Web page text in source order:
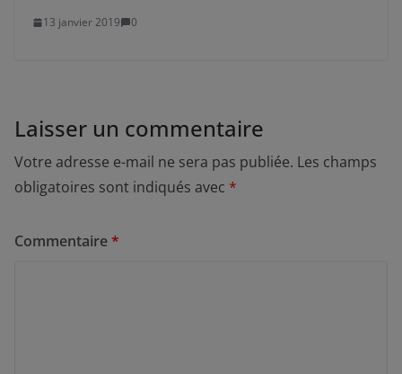
13 janvier 2019 0
Laisser un commentaire
Votre adresse e-mail ne sera pas publiée. Les champs
obligatoires sont indiqués avec *
Commentaire*